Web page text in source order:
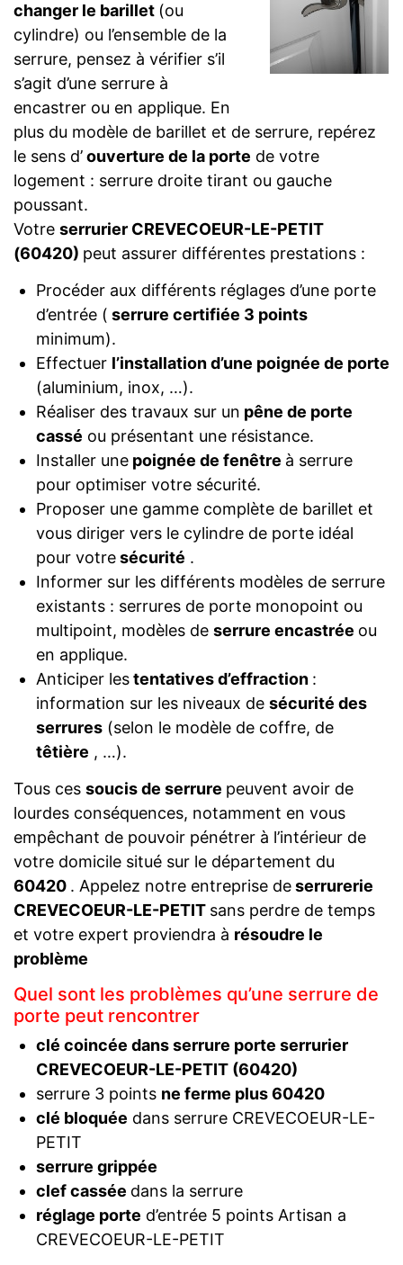
changer le barillet (ou
cylindre) ou l’ensemble de la
serrure, pensez à vérifier s’il
s’agit d’une serrure à
encastrer ou en applique. En
plus du modèle de barillet et de serrure, repérez
le sens d’ouverture de la porte de votre
logement : serrure droite tirant ou gauche
poussant.
Votre serrurier CREVECOEUR-LE-PETIT
(60420) peut assurer différentes prestations :
Procéder aux différents réglages d’une porte
d’entrée ( serrure certifiée 3 points
minimum).
Effectuer l’installation d’une poignée de porte
(aluminium, inox, …).
Réaliser des travaux sur un pêne de porte
cassé ou présentant une résistance.
Installer unepoignée de fenêtre à serrure
pour optimiser votre sécurité.
Proposer une gamme complète de barillet et
vous diriger vers le cylindre de porte idéal
pour votresécurité .
Informer sur les différents modèles de serrure
existants : serrures de porte monopoint ou
multipoint, modèles de serrure encastrée ou
en applique.
Anticiper lestentatives d’effraction :
information sur les niveaux de sécurité des
serrures(selon le modèle de coffre, de
têtière , …).
Tous ces soucis de serrure peuvent avoir de
lourdes conséquences, notamment en vous
empêchant de pouvoir pénétrer à l’intérieur de
votre domicile situé sur le département du
60420 . Appelez notre entreprise deserrurerie
CREVECOEUR-LE-PETIT sans perdre de temps
et votre expert proviendra à résoudre le
problème
Quel sont les problèmes qu’une serrure de
porte peut rencontrer
clé coincée dans serrure porte serrurier
CREVECOEUR-LE-PETIT (60420)
serrure 3 points ne ferme plus 60420
clé bloquée dans serrure CREVECOEUR-LE-
PETIT
serrure grippée
clef cassée dans la serrure
réglage porte d’entrée 5 points Artisan a
CREVECOEUR-LE-PETIT